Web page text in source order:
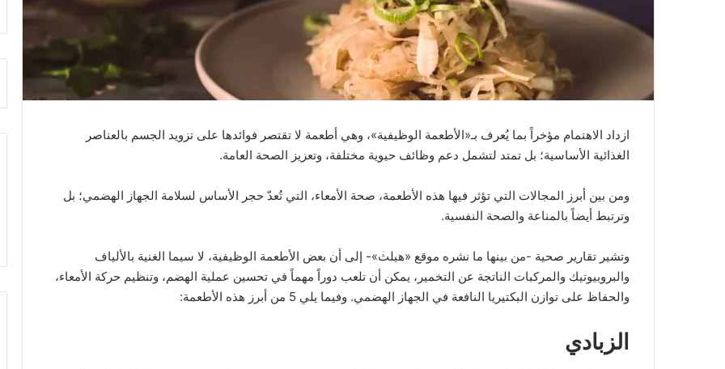
ازداد الاهتمام مؤخراً بما يُعرف بـ«الأطعمة الوظيفية»، وهي أطعمة لا تقتصر فوائدها على تزويد الجسم بالعناصر
الغذائية الأساسية؛ بل تمتد لتشمل دعم وظائف حيوية مختلفة، وتعزيز الصحة العامة.
ومن بين أبرز المجالات التي تؤثر فيها هذه الأطعمة، صحة الأمعاء، التي تُعدّ حجر الأساس لسلامة الجهاز الهضمي؛ بل
وترتبط أيضاً بالمناعة والصحة النفسية.
وتشير تقارير صحية -من بينها ما نشره موقع «هيلث»- إلى أن بعض الأطعمة الوظيفية، لا سيما الغنية بالألياف
والبروبيوتيك والمركبات الناتجة عن التخمير، يمكن أن تلعب دوراً مهماً في تحسين عملية الهضم، وتنظيم حركة الأمعاء،
والحفاظ على توازن البكتيريا النافعة في الجهاز الهضمي. وفيما يلي 5 من أبرز هذه الأطعمة:
الزبادي